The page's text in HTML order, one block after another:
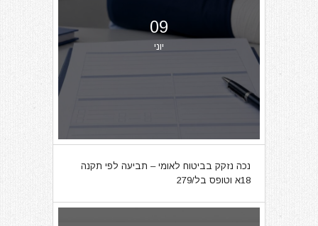
09
יוני
נכה נזקק בביטוח לאומי – תביעה לפי תקנה
18א וטופס בל/279